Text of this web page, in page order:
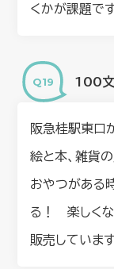
くかが課題です
100文
阪急桂駅東口
絵と本、雑貨
おやつがある
る！ 楽しく
販売しています